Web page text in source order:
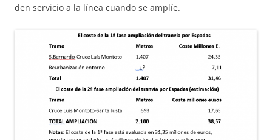
den servicio a la línea cuando se amplíe.